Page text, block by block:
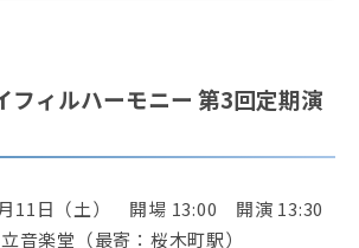
フィルハーモニー 第3回定期演
月11日（土） 開場 13:00 開演 13:30
音楽堂（最寄：桜木町駅）